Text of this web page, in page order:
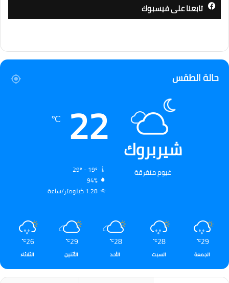
تابعنا على فيسبوك
حالة الطقس
شيربروك
غيوم متفرقة
22
℃
94%
1.28 كيلومتر/ساعة
29
℃
الجمعة
28
℃
السبت
28
℃
الأحد
29
℃
الأثنين
26
℃
الثلاثاء